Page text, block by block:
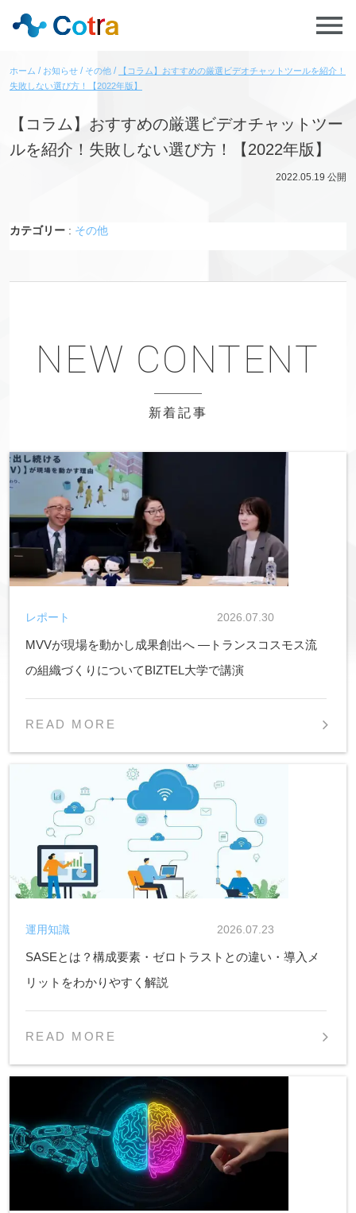
ホーム お知らせ その他
【コラム】おすすめの厳選ビデオチャットツールを紹介！
失敗しない選び方！【2022年版】
【コラム】おすすめの厳選ビデオチャットツー
ルを紹介！失敗しない選び方！【2022年版】
2022.05.19 公開
カテゴリー : その他
新着記事
MVVが現場を動かし成果創出へ ―トランスコスモス流
の組織づくりについてBIZTEL大学で講演
2026.07.30
レポート
READ MORE
SASEとは？構成要素・ゼロトラストとの違い・導入メ
リットをわかりやすく解説
2026.07.23
運用知識
READ MORE